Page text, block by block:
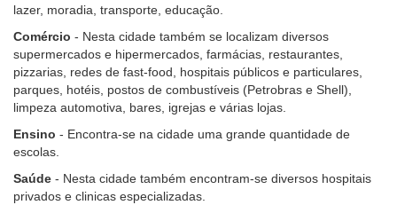
lazer, moradia, transporte, educação.
Comércio - Nesta cidade também se localizam diversos
supermercados e hipermercados, farmácias, restaurantes,
pizzarias, redes de fast-food, hospitais públicos e particulares,
parques, hotéis, postos de combustíveis (Petrobras e Shell),
limpeza automotiva, bares, igrejas e várias lojas.
Ensino - Encontra-se na cidade uma grande quantidade de
escolas.
Saúde - Nesta cidade também encontram-se diversos hospitais
privados e clinicas especializadas.